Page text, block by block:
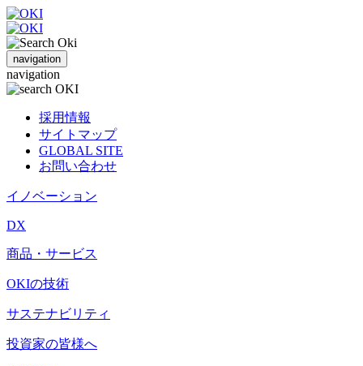
navigation
navigation
採用情報
サイトマップ
GLOBAL SITE
お問い合わせ
イノベーション
DX
商品・サービス
OKIの技術
サステナビリティ
投資家の皆様へ